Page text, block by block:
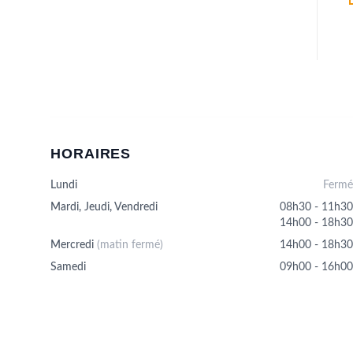
choisies
page
produit
HORAIRES
Lundi Fermé
Mardi, Jeudi, Vendredi
08h30 - 11h30
14h00 - 18h30
Mercredi (matin fermé)
14h00 - 18h30
Samedi
09h00 - 16h00